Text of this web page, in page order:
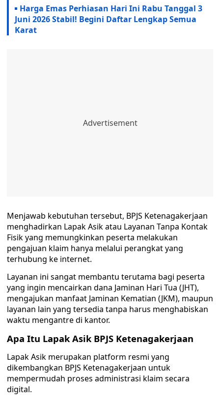
Harga Emas Perhiasan Hari Ini Rabu Tanggal 3
Juni 2026 Stabil! Begini Daftar Lengkap Semua
Karat
Menjawab kebutuhan tersebut, BPJS Ketenagakerjaan
menghadirkan Lapak Asik atau Layanan Tanpa Kontak
Fisik yang memungkinkan peserta melakukan
pengajuan klaim hanya melalui perangkat yang
terhubung ke internet.
Layanan ini sangat membantu terutama bagi peserta
yang ingin mencairkan dana Jaminan Hari Tua (JHT),
mengajukan manfaat Jaminan Kematian (JKM), maupun
layanan lain yang tersedia tanpa harus menghabiskan
waktu mengantre di kantor.
Apa Itu Lapak Asik BPJS Ketenagakerjaan
Lapak Asik merupakan platform resmi yang
dikembangkan BPJS Ketenagakerjaan untuk
mempermudah proses administrasi klaim secara
digital.